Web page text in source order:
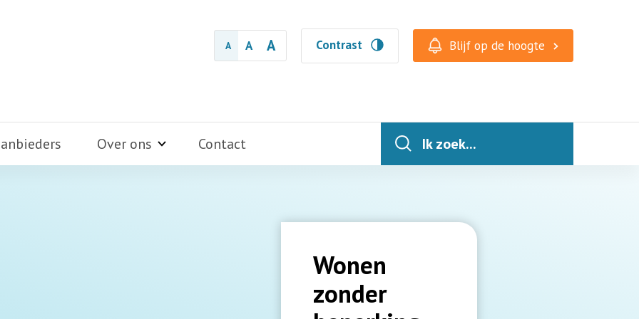
A A A Contrast Blijf op de hoogte
Over ons Contact Ik zoek...
Wonen
zonder